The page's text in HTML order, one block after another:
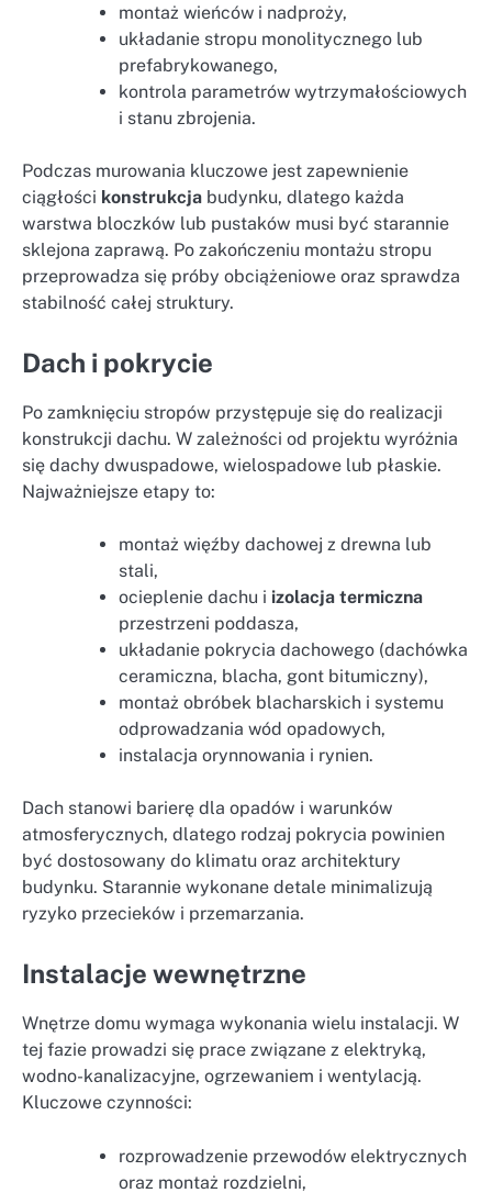
montaż wieńców i nadproży,
układanie stropu monolitycznego lub
prefabrykowanego,
kontrola parametrów wytrzymałościowych
i stanu zbrojenia.
Podczas murowania kluczowe jest zapewnienie
ciągłości konstrukcja budynku, dlatego każda
warstwa bloczków lub pustaków musi być starannie
sklejona zaprawą. Po zakończeniu montażu stropu
przeprowadza się próby obciążeniowe oraz sprawdza
stabilność całej struktury.
Dach i pokrycie
Po zamknięciu stropów przystępuje się do realizacji
konstrukcji dachu. W zależności od projektu wyróżnia
się dachy dwuspadowe, wielospadowe lub płaskie.
Najważniejsze etapy to:
montaż więźby dachowej z drewna lub
stali,
ocieplenie dachu i izolacja termiczna
przestrzeni poddasza,
układanie pokrycia dachowego (dachówka
ceramiczna, blacha, gont bitumiczny),
montaż obróbek blacharskich i systemu
odprowadzania wód opadowych,
instalacja orynnowania i rynien.
Dach stanowi barierę dla opadów i warunków
atmosferycznych, dlatego rodzaj pokrycia powinien
być dostosowany do klimatu oraz architektury
budynku. Starannie wykonane detale minimalizują
ryzyko przecieków i przemarzania.
Instalacje wewnętrzne
Wnętrze domu wymaga wykonania wielu instalacji. W
tej fazie prowadzi się prace związane z elektryką,
wodno-kanalizacyjne, ogrzewaniem i wentylacją.
Kluczowe czynności:
rozprowadzenie przewodów elektrycznych
oraz montaż rozdzielni,